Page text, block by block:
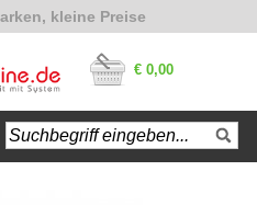
€ 0,00